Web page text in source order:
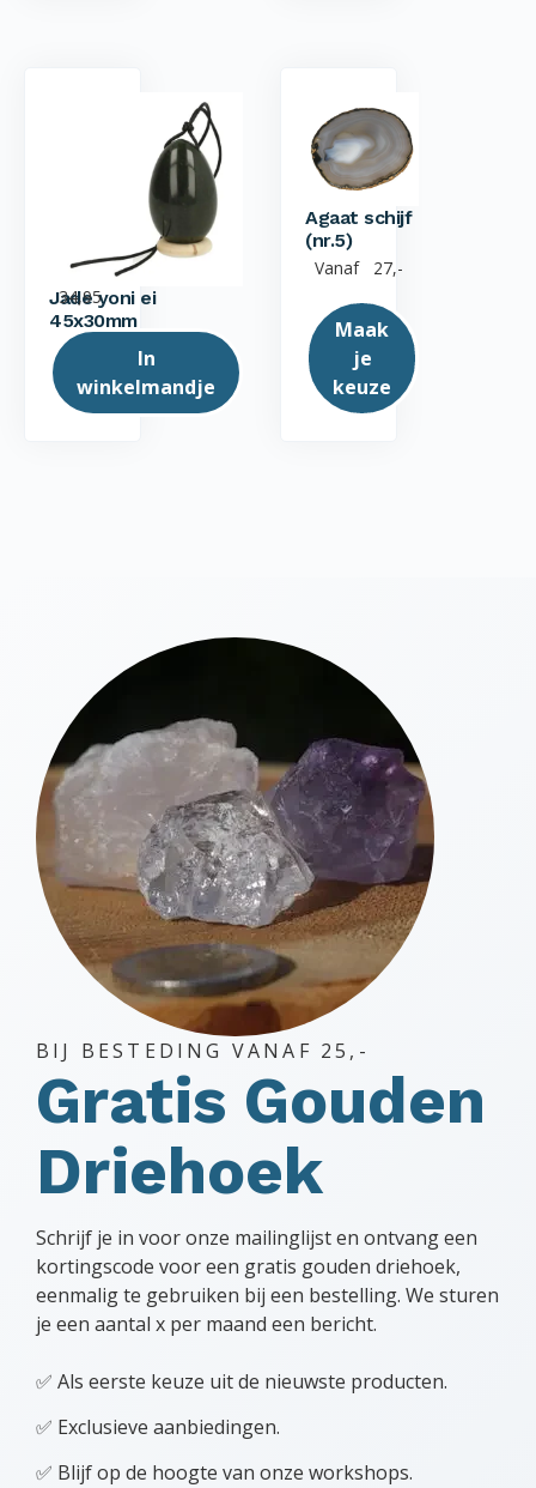
Jade yoni ei
45x30mm
34,95
In
winkelmandje
Agaat schijf
(nr.5)
Vanaf
27,-
Maak
je
keuze
worden
de
productpagina
BIJ BESTEDING VANAF 25,-
Gratis Gouden
Driehoek
Schrijf je in voor onze mailinglijst en ontvang een
kortingscode voor een gratis gouden driehoek,
eenmalig te gebruiken bij een bestelling. We sturen
je een aantal x per maand een bericht.
✅ Als eerste keuze uit de nieuwste producten.
✅ Exclusieve aanbiedingen.
✅ Blijf op de hoogte van onze workshops.